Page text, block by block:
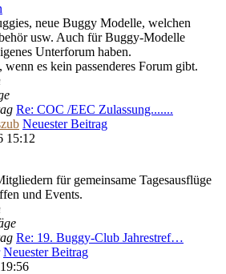
neue Buggy Modelle, welchen
usw. Auch für Buggy-Modelle
Unterforum haben.
es kein passenderes Forum gibt.
Re: COC /EEC Zulassung.......
Neuester Beitrag
15:12
für gemeinsame Tagesausflüge
und Events.
Re: 19. Buggy-Club Jahrestref…
Neuester Beitrag